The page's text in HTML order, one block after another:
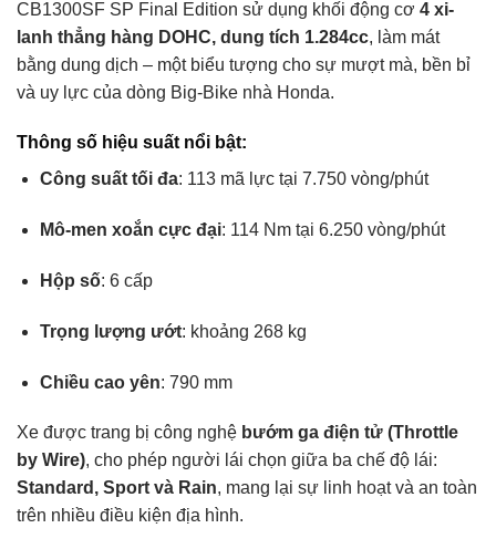
CB1300SF SP Final Edition sử dụng khối động cơ 4 xi-
lanh thẳng hàng DOHC, dung tích 1.284cc, làm mát
bằng dung dịch – một biểu tượng cho sự mượt mà, bền bỉ
và uy lực của dòng Big-Bike nhà Honda.
Thông số hiệu suất nổi bật:
Công suất tối đa: 113 mã lực tại 7.750 vòng/phút
Mô-men xoắn cực đại: 114 Nm tại 6.250 vòng/phút
Hộp số: 6 cấp
Trọng lượng ướt: khoảng 268 kg
Chiều cao yên: 790 mm
Xe được trang bị công nghệ bướm ga điện tử (Throttle
by Wire), cho phép người lái chọn giữa ba chế độ lái:
Standard, Sport và Rain, mang lại sự linh hoạt và an toàn
trên nhiều điều kiện địa hình.